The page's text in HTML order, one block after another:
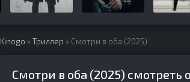
Kinogo »Триллер » Смотри в оба (2025)
Смотри в оба (2025) смотреть